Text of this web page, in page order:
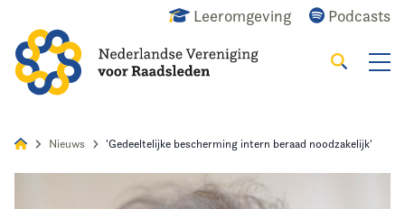
Leeromgeving Podcasts
Zoeken
Nieuws 'Gedeeltelijke bescherming intern beraad noodzakelijk'